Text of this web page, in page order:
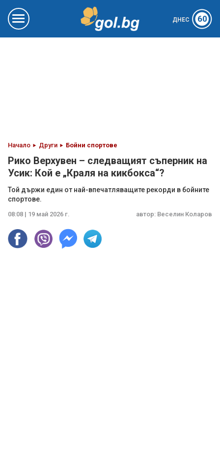
ДНЕС 60
Начало Други Бойни спортове
Рико Верхувен – следващият съперник на
Усик: Кой е „Краля на кикбокса“?
Той държи един от най-впечатляващите рекорди в бойните
спортове.
08:08 | 19 май 2026 г. автор: Веселин Коларов